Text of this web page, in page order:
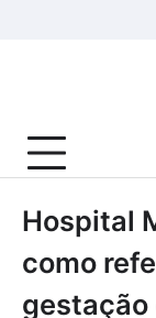
Hospital
como